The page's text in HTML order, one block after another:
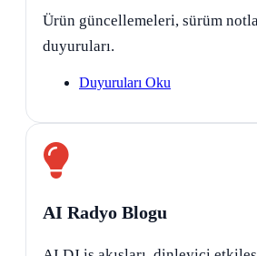
Ürün güncellemeleri, sürüm
duyuruları.
Duyuruları Oku
AI Radyo Blogu